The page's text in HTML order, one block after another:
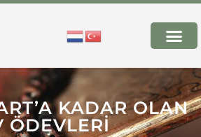
KADAR OLAN
ÖDEVLERİ